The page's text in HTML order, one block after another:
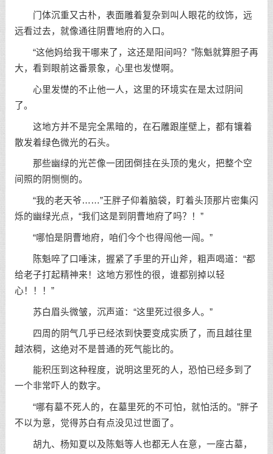
门体沉重又古朴，表面雕着复杂到叫人眼花的纹饰，远
远看过去，就像通往阴曹地府的入口。
“这他妈给我干哪来了，这还是阳间吗？”陈魁就算胆子再
大，看到眼前这番景象，心里也发憷啊。
心里发憷的不止他一人，这里的环境实在是太过阴间
了。
这地方并不是完全黑暗的，在石雕跟崖壁上，都有镶着
散发着绿色微光的石头。
那些幽绿的光芒像一团团倒挂在头顶的鬼火，把整个空
间照的阴恻恻的。
“我的老天爷……”王胖子仰着脑袋，盯着头顶那片密集闪
烁的幽绿光点，“我们这是到阴曹地府了吗？！”
“哪怕是阴曹地府，咱们今个也得闯他一闯。”
陈魁啐了口唾沫，握紧了手里的开山斧，粗声喝道：“都
给老子打起精神来！这地方邪性的很，谁都别掉以轻
心！！！”
苏白眉头微皱，沉声道：“这里死过很多人。”
四周的阴气几乎已经浓到快要变成实质了，而且越往里
越浓稠，这绝对不是普通的死气能比的。
能积压到这种程度，说明这里死的人，恐怕已经多到了
一个非常吓人的数字。
“哪有墓不死人的，在墓里死的不可怕，就怕活的。”胖子
不以为意，觉得苏白有点没见过世面了。
胡九、杨知夏以及陈魁等人也都无人在意，一座古墓，